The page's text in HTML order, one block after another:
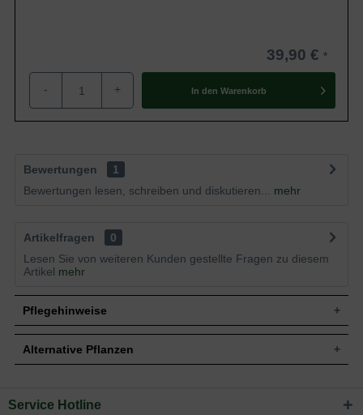
39,90 €
- + In den Warenkorb
Bewertungen
1
Bewertungen lesen, schreiben und diskutieren...
mehr
Artikelfragen
0
Lesen Sie von weiteren Kunden gestellte Fragen zu diesem
Artikel mehr
Pflegehinweise
Pflanz- und Pflegetipps Miscanthus sinensis
Alternative Pflanzen
Sie suchen eine Alternative?
Service Hotline